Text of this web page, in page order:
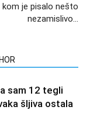
je pisalo nešto
nezamislivo…
sam 12 tegli
šljiva ostala